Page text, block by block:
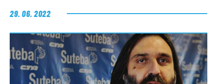
EL LADO «G»
29. 06. 2022